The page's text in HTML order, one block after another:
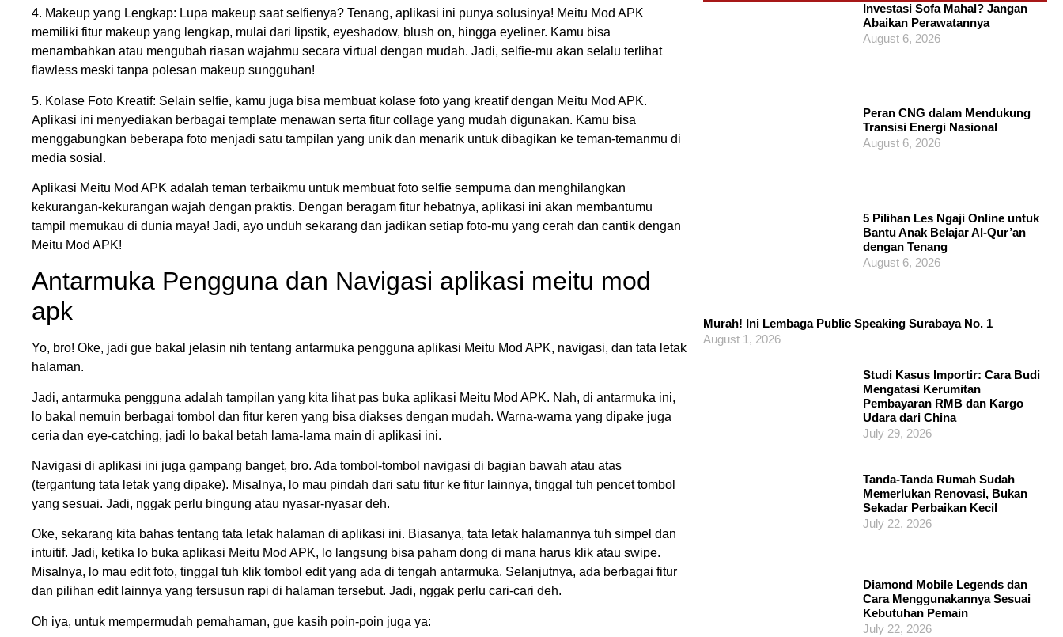
4. Makeup yang Lengkap: Lupa makeup saat selfienya? Tenang, aplikasi ini punya solusinya! Meitu Mod APK
memiliki fitur makeup yang lengkap, mulai dari lipstik, eyeshadow, blush on, hingga eyeliner. Kamu bisa
menambahkan atau mengubah riasan wajahmu secara virtual dengan mudah. Jadi, selfie-mu akan selalu terlihat
flawless meski tanpa polesan makeup sungguhan!
5. Kolase Foto Kreatif: Selain selfie, kamu juga bisa membuat kolase foto yang kreatif dengan Meitu Mod APK.
Aplikasi ini menyediakan berbagai template menawan serta fitur collage yang mudah digunakan. Kamu bisa
menggabungkan beberapa foto menjadi satu tampilan yang unik dan menarik untuk dibagikan ke teman-temanmu di
media sosial.
Aplikasi Meitu Mod APK adalah teman terbaikmu untuk membuat foto selfie sempurna dan menghilangkan
kekurangan-kekurangan wajah dengan praktis. Dengan beragam fitur hebatnya, aplikasi ini akan membantumu
tampil memukau di dunia maya! Jadi, ayo unduh sekarang dan jadikan setiap foto-mu yang cerah dan cantik dengan
Meitu Mod APK!
Antarmuka Pengguna dan Navigasi aplikasi meitu mod
apk
Yo, bro! Oke, jadi gue bakal jelasin nih tentang antarmuka pengguna aplikasi Meitu Mod APK, navigasi, dan tata letak
halaman.
Jadi, antarmuka pengguna adalah tampilan yang kita lihat pas buka aplikasi Meitu Mod APK. Nah, di antarmuka ini,
lo bakal nemuin berbagai tombol dan fitur keren yang bisa diakses dengan mudah. Warna-warna yang dipake juga
ceria dan eye-catching, jadi lo bakal betah lama-lama main di aplikasi ini.
Navigasi di aplikasi ini juga gampang banget, bro. Ada tombol-tombol navigasi di bagian bawah atau atas
(tergantung tata letak yang dipake). Misalnya, lo mau pindah dari satu fitur ke fitur lainnya, tinggal tuh pencet tombol
yang sesuai. Jadi, nggak perlu bingung atau nyasar-nyasar deh.
Oke, sekarang kita bahas tentang tata letak halaman di aplikasi ini. Biasanya, tata letak halamannya tuh simpel dan
intuitif. Jadi, ketika lo buka aplikasi Meitu Mod APK, lo langsung bisa paham dong di mana harus klik atau swipe.
Misalnya, lo mau edit foto, tinggal tuh klik tombol edit yang ada di tengah antarmuka. Selanjutnya, ada berbagai fitur
dan pilihan edit lainnya yang tersusun rapi di halaman tersebut. Jadi, nggak perlu cari-cari deh.
Oh iya, untuk mempermudah pemahaman, gue kasih poin-poin juga ya:
Investasi Sofa Mahal? Jangan
Abaikan Perawatannya
August 6, 2026
Peran CNG dalam Mendukung
Transisi Energi Nasional
August 6, 2026
5 Pilihan Les Ngaji Online untuk
Bantu Anak Belajar Al-Qur’an
dengan Tenang
August 6, 2026
Murah! Ini Lembaga Public Speaking Surabaya No. 1
August 1, 2026
Studi Kasus Importir: Cara Budi
Mengatasi Kerumitan
Pembayaran RMB dan Kargo
Udara dari China
July 29, 2026
Tanda-Tanda Rumah Sudah
Memerlukan Renovasi, Bukan
Sekadar Perbaikan Kecil
July 22, 2026
Diamond Mobile Legends dan
Cara Menggunakannya Sesuai
Kebutuhan Pemain
July 22, 2026